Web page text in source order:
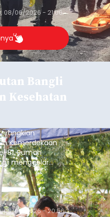
08/06/2026 - 21:06
Bangli
Kesehatan
Kemerdekaan
81, Rumah
menggelar
gratis, Rabu
08/06/2026 - 20:56